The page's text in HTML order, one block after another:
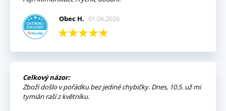
Obec H. 01.06.2026
Celkový názor:
Zboží došlo v pořádku bez jediné chybičky. Dnes, 10.5. už mi
tymián raší z květníku.